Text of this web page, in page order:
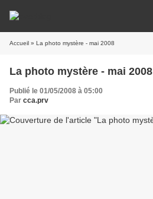
Accueil » La photo mystère - mai 2008
La photo mystère - mai 2008
Publié le 01/05/2008 à 05:00
Par cca.prv